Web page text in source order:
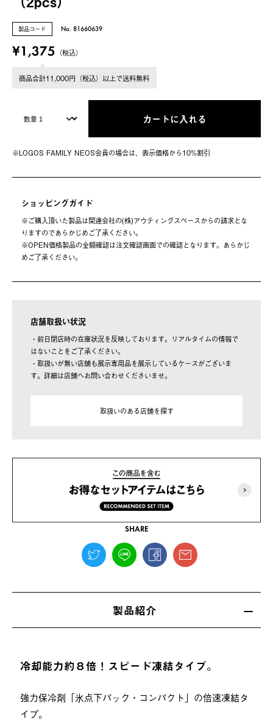
製品コード No. 81660639
¥1,375 （税込）
商品合計11,000円（税込）以上で送料無料
カートに入れる
※LOGOS FAMILY NEOS会員の場合は、表⽰価格から10%割引
ショッピングガイド
※ご購⼊頂いた製品は関連会社の(株)アウティングスペースからの請求とな
りますのであらかじめご了承ください。
※OPEN価格製品の⾦額確認は注⽂確認画⾯での確認となります。あらかじ
めご了承ください。
店舗取扱い状況
・前日閉店時の在庫状況を反映しております。リアルタイムの情報で
はないことをご了承ください。
・取扱いが無い店舗も展示専用品を展示しているケースがございま
す。詳細は店舗へお問い合わせくださいませ。
取扱いのある店舗を探す
SHARE
製品紹介
冷却能力約８倍！スピード凍結タイプ。
強力保冷剤「氷点下パック・コンパクト」の倍速凍結タ
イプ。